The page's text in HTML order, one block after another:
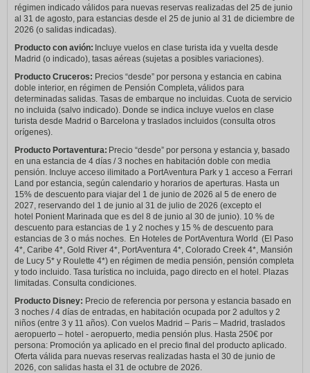
régimen indicado válidos para nuevas reservas realizadas del 25 de junio
al 31 de agosto, para estancias desde el 25 de junio al 31 de diciembre de
2026 (o salidas indicadas).
Producto con avión: Incluye vuelos en clase turista ida y vuelta desde
Madrid (o indicado), tasas aéreas (sujetas a posibles variaciones).
Producto Cruceros: Precios “desde” por persona y estancia en cabina
doble interior, en régimen de Pensión Completa, válidos para
determinadas salidas. Tasas de embarque no incluidas. Cuota de servicio
no incluida (salvo indicado). Donde se indica incluye vuelos en clase
turista desde Madrid o Barcelona y traslados incluidos (consulta otros
orígenes).
Producto Portaventura: Precio “desde” por persona y estancia y, basado
en una estancia de 4 días / 3 noches en habitación doble con media
pensión. Incluye acceso ilimitado a PortAventura Park y 1 acceso a Ferrari
Land por estancia, según calendario y horarios de aperturas. Hasta un
15% de descuento para viajar del 1 de junio de 2026 al 5 de enero de
2027, reservando del 1 de junio al 31 de julio de 2026 (excepto el
hotel Ponient Marinada que es del 8 de junio al 30 de junio). 10 % de
descuento para estancias de 1 y 2 noches y 15 % de descuento para
estancias de 3 o más noches. En Hoteles de PortAventura World (El Paso
4*, Caribe 4*, Gold River 4*, PortAventura 4*, Colorado Creek 4*, Mansión
de Lucy 5* y Roulette 4*) en régimen de media pensión, pensión completa
y todo incluido. Tasa turística no incluida, pago directo en el hotel. Plazas
limitadas. Consulta condiciones.
Producto Disney: Precio de referencia por persona y estancia basado en
3 noches / 4 días de entradas, en habitación ocupada por 2 adultos y 2
niños (entre 3 y 11 años). Con vuelos Madrid – Paris – Madrid, traslados
aeropuerto – hotel - aeropuerto, media pensión plus. Hasta 250€ por
persona: Promoción ya aplicado en el precio final del producto aplicado.
Oferta válida para nuevas reservas realizadas hasta el 30 de junio de
2026, con salidas hasta el 31 de octubre de 2026.